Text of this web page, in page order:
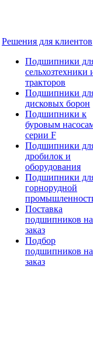
Решения для клиентов
Подшипники
сельхозтехники
тракторов
Подшипники
дисковых борон
Подшипники к
буровым
серии F
Подшипники
дробилок и
оборудования
Подшипники
горнорудной
Поставка
подшипников на
заказ
Подбор
подшипников на
заказ